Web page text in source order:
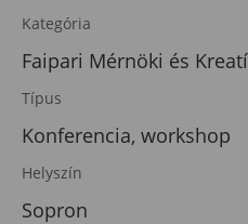
Kategória
Faipari Mérnöki és
Típus
Konferencia, workshop
Helyszín
Sopron